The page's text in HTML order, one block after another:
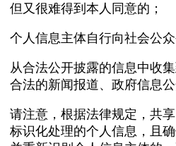
但又很难得到本人同意的；
个人信息主体自行向社会公
从合法公开披露的信息中收
合法的新闻报道、政府信息公
请注意，根据法律规定，共
标识化处理的个人信息，且